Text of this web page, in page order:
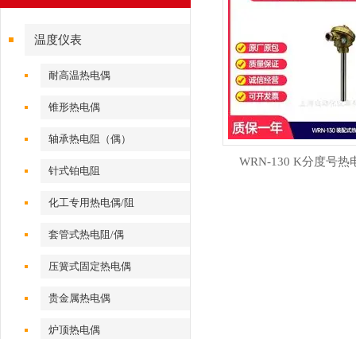
温度仪表
耐高温热电偶
锥形热电偶
轴承热电阻（偶）
针式铂电阻
化工专用热电偶/阻
套管式热电阻/偶
压簧式固定热电偶
贵金属热电偶
炉顶热电偶
WRN-130 K分度号热